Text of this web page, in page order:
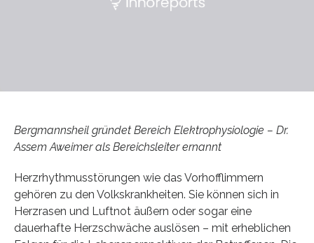
Bergmannsheil gründet Bereich Elektrophysiologie – Dr.
Assem Aweimer als Bereichsleiter ernannt
Herzrhythmusstörungen wie das Vorhofflimmern
gehören zu den Volkskrankheiten. Sie können sich in
Herzrasen und Luftnot äußern oder sogar eine
dauerhafte Herzschwäche auslösen – mit erheblichen